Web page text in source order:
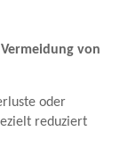
von
oder
reduziert